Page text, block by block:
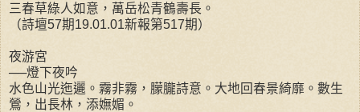
三春草綠人如意，萬岳松青鶴壽長。
（詩壇57期19.01.01新報第517期）
夜游宮
──燈下夜吟
水色山光迤邐。霧非霧，朦朧詩意。大地回春景綺靡。數生
鶯，出長林，添嫵媚。